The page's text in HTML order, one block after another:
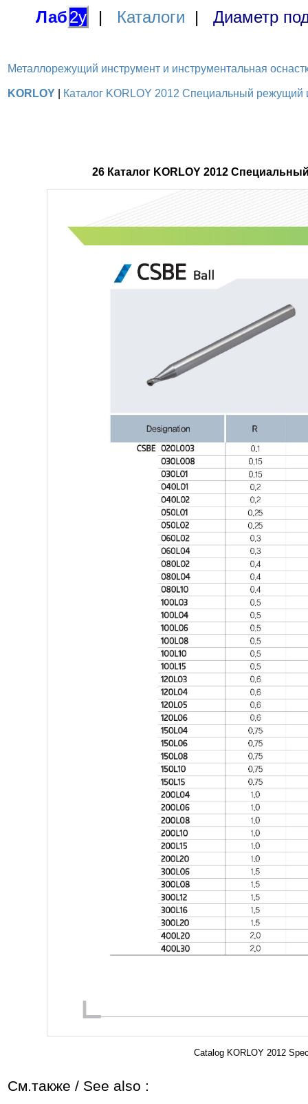
Лаб2у | Каталоги | Диаметр
Металлорежущий инструмент и инструментальная
KORLOY Каталог KORLOY 2012 Специальный режущий
26 Каталог KORLOY 2012
Catalog KORLOY 2012
См.также / See also :